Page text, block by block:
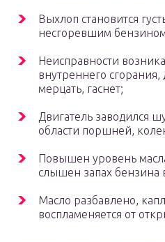
Выхлоп становится
несгоревшим
Неисправности
внутреннего сгорания,
мерцать, гаснет;
Двигатель заводился
области поршней,
Повышен уровень
слышен запах бензина
Масло разбавлено,
воспламеняется от